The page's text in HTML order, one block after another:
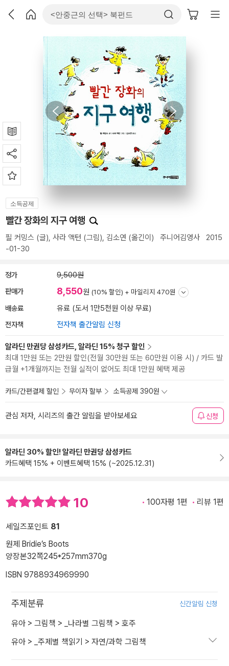
소득공제
빨간 장화의 지구 여행
필 커밍스 (글), 사라 액턴 (그림), 김소연 (옮긴이) 주니어김영사 2015
-01-30
정가 9,500원
판매가 8,550원 (10% 할인) + 마일리지 470원
배송료 유료 (도서 1만5천원 이상 무료)
전자책 전자책 출간알림 신청
알라딘 만권당 삼성카드, 알라딘 15% 청구 할인
최대 1만원 또는 2만원 할인(전월 30만원 또는 60만원 이용 시) / 카드 발
급월 +1개월까지는 전월 실적이 없어도 최대 1만원 혜택 제공
카드/간편결제 할인 무이자 할부 소득공제 390원
관심 저자, 시리즈의 출간 알림을 받아보세요 신청
알라딘 30% 할인! 알라딘 만권당 삼성카드
카드혜택 15% + 이벤트혜택 15% (~2025.12.31)
10 100자평 1편 리뷰 1편
세일즈포인트 81
원제 Bridie’s Boots
양장본32쪽245*257mm370g
ISBN 9788934969990
주제분류 신간알림 신청
유아 > 그림책 > _나라별 그림책 > 호주
유아 > _주제별 책읽기 > 자연/과학 그림책